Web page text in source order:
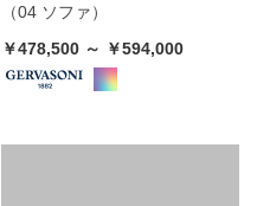
（04 ソファ）
￥478,500 ～ ￥594,000